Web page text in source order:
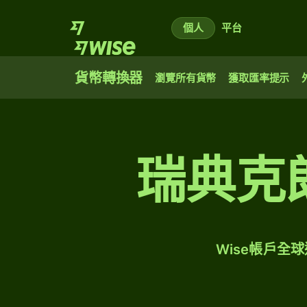
個人 平台
貨幣轉換器 瀏覽所有貨幣 獲取匯率提示
瑞典克
Wise帳戶全球